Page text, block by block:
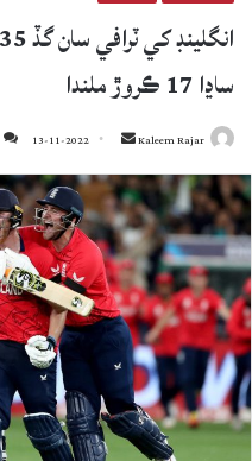
ساڍا 17 ڪروڙ ملندا
Kaleem Rajar
Send
an
email
13-11-2022